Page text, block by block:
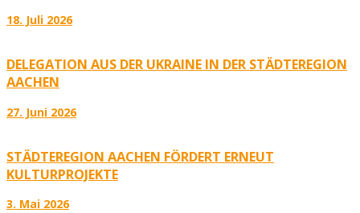
18. Juli 2026
DELEGATION AUS DER UKRAINE IN DER STÄDTEREGION
AACHEN
27. Juni 2026
STÄDTEREGION AACHEN FÖRDERT ERNEUT
KULTURPROJEKTE
3. Mai 2026